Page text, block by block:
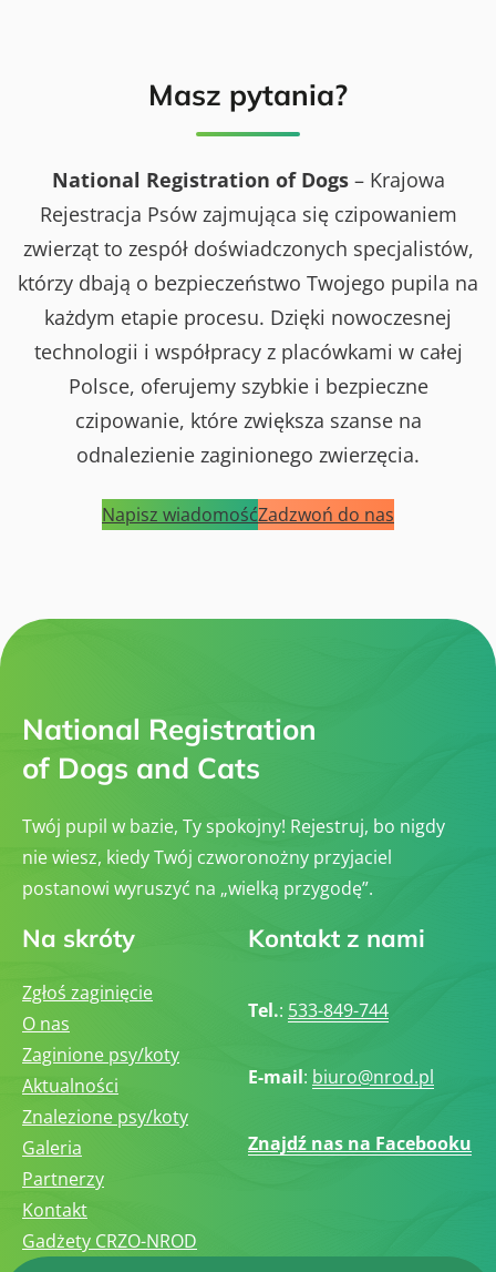
Masz pytania?
National Registration of Dogs– Krajowa
Rejestracja Psów zajmująca się czipowaniem
zwierząt to zespół doświadczonych specjalistów,
którzy dbają o bezpieczeństwo Twojego pupila na
każdym etapie procesu. Dzięki nowoczesnej
technologii i współpracy z placówkami w całej
Polsce, oferujemy szybkie i bezpieczne
czipowanie, które zwiększa szanse na
odnalezienie zaginionego zwierzęcia.
Napisz wiadomośćZadzwoń do nas
National Registration
of Dogs and Cats
Twój pupil w bazie, Ty spokojny! Rejestruj, bo nigdy
nie wiesz, kiedy Twój czworonożny przyjaciel
postanowi wyruszyć na „wielką przygodę”.
Na skróty
Zgłoś zaginięcie
O nas
Zaginione psy/koty
Aktualności
Znalezione psy/koty
Galeria
Partnerzy
Kontakt
Gadżety CRZO-NROD
Kontakt z nami
Tel.: 533-849-744
E-mail: biuro@nrod.pl
Znajdź nas na Facebooku